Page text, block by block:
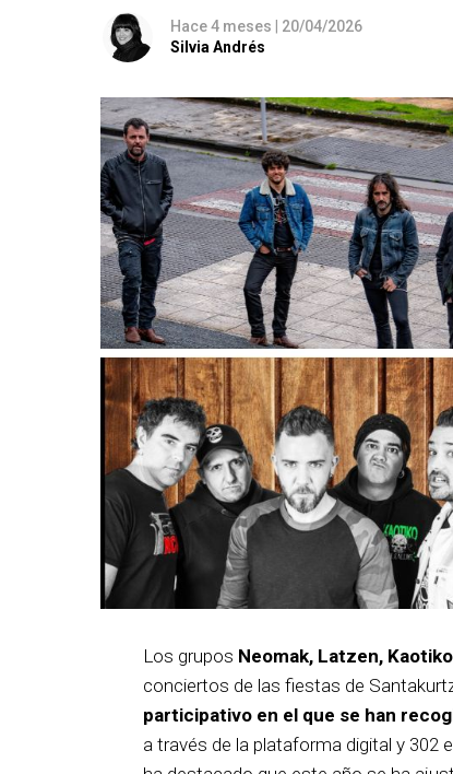
Hace 4 meses | 20/04/2026
Silvia Andrés
Los grupos Neomak, Latzen,
conciertos de las fiestas de
participativo en el que se han
a través de la plataforma digital y 302